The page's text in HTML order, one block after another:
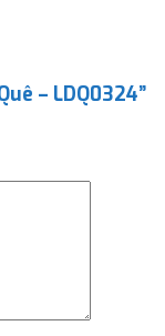
– LDQ0324”